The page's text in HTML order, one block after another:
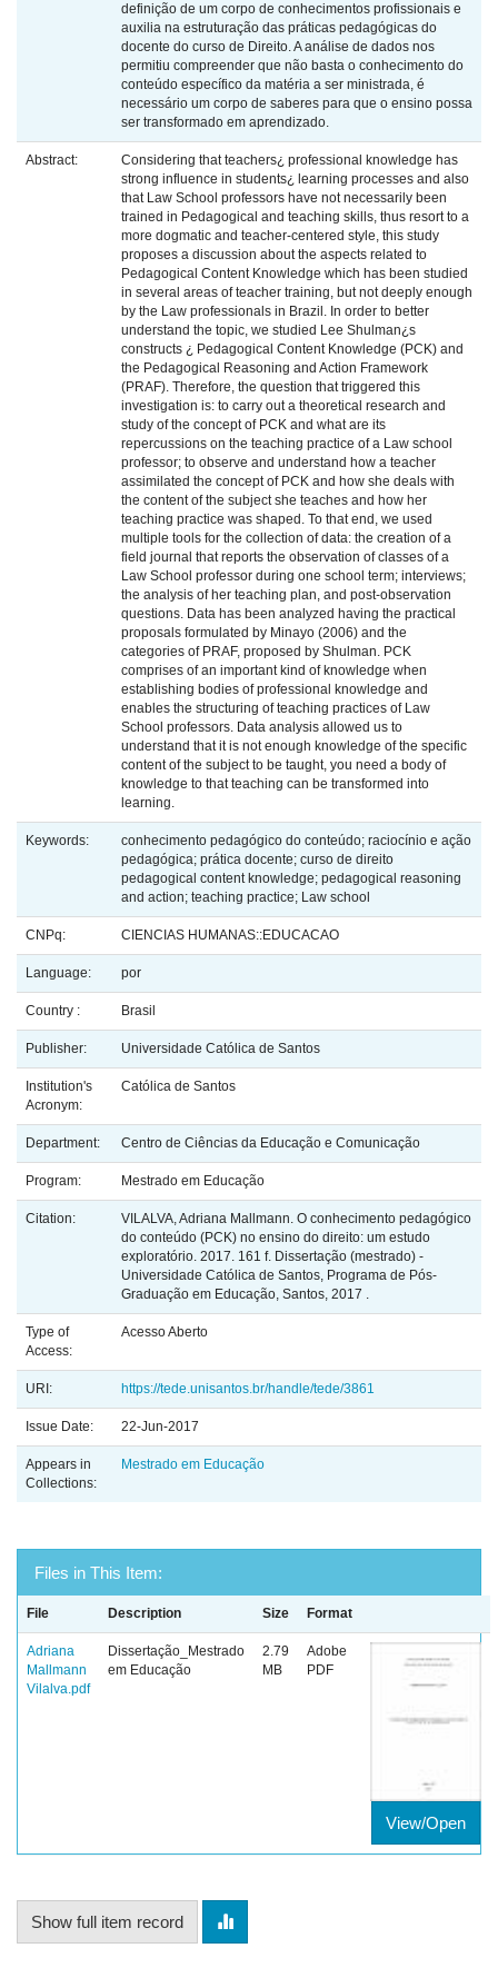
definição de um corpo de conhecimentos profissionais e
auxilia na estruturação das práticas pedagógicas do
docente do curso de Direito. A análise de dados nos
permitiu compreender que não basta o conhecimento do
conteúdo específico da matéria a ser ministrada, é
necessário um corpo de saberes para que o ensino possa
ser transformado em aprendizado.
Abstract:
Considering that teachers¿ professional knowledge has
strong influence in students¿ learning processes and also
that Law School professors have not necessarily been
trained in Pedagogical and teaching skills, thus resort to a
more dogmatic and teacher-centered style, this study
proposes a discussion about the aspects related to
Pedagogical Content Knowledge which has been studied
in several areas of teacher training, but not deeply enough
by the Law professionals in Brazil. In order to better
understand the topic, we studied Lee Shulman¿s
constructs ¿ Pedagogical Content Knowledge (PCK) and
the Pedagogical Reasoning and Action Framework
(PRAF). Therefore, the question that triggered this
investigation is: to carry out a theoretical research and
study of the concept of PCK and what are its
repercussions on the teaching practice of a Law school
professor; to observe and understand how a teacher
assimilated the concept of PCK and how she deals with
the content of the subject she teaches and how her
teaching practice was shaped. To that end, we used
multiple tools for the collection of data: the creation of a
field journal that reports the observation of classes of a
Law School professor during one school term; interviews;
the analysis of her teaching plan, and post-observation
questions. Data has been analyzed having the practical
proposals formulated by Minayo (2006) and the
categories of PRAF, proposed by Shulman. PCK
comprises of an important kind of knowledge when
establishing bodies of professional knowledge and
enables the structuring of teaching practices of Law
School professors. Data analysis allowed us to
understand that it is not enough knowledge of the specific
content of the subject to be taught, you need a body of
knowledge to that teaching can be transformed into
learning.
Keywords:
conhecimento pedagógico do conteúdo; raciocínio e ação
pedagógica; prática docente; curso de direito
pedagogical content knowledge; pedagogical reasoning
and action; teaching practice; Law school
CNPq: CIENCIAS HUMANAS::EDUCACAO
Language: por
Country : Brasil
Publisher: Universidade Católica de Santos
Institution's
Acronym:
Católica de Santos
Department: Centro de Ciências da Educação e Comunicação
Program: Mestrado em Educação
Citation:
VILALVA, Adriana Mallmann. O conhecimento pedagógico
do conteúdo (PCK) no ensino do direito: um estudo
exploratório. 2017. 161 f. Dissertação (mestrado) -
Universidade Católica de Santos, Programa de Pós-
Graduação em Educação, Santos, 2017 .
Type of
Access:
Acesso Aberto
URI: https://tede.unisantos.br/handle/tede/3861
Issue Date: 22-Jun-2017
Appears in
Collections:
Mestrado em Educação
Files in This Item:
File Description Size Format
Adriana
Mallmann
Vilalva.pdf
Dissertação_Mestrado
em Educação
2.79
MB
Adobe
PDF
View/Open
Show full item record